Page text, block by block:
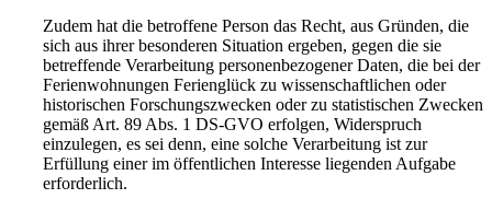
Zudem hat die betroffene Person das Recht, aus Gründen, die
sich aus ihrer besonderen Situation ergeben, gegen die sie
betreffende Verarbeitung personenbezogener Daten, die bei der
Ferienwohnungen Ferienglück zu wissenschaftlichen oder
historischen Forschungszwecken oder zu statistischen Zwecken
gemäß Art. 89 Abs. 1 DS-GVO erfolgen, Widerspruch
einzulegen, es sei denn, eine solche Verarbeitung ist zur
Erfüllung einer im öffentlichen Interesse liegenden Aufgabe
erforderlich.